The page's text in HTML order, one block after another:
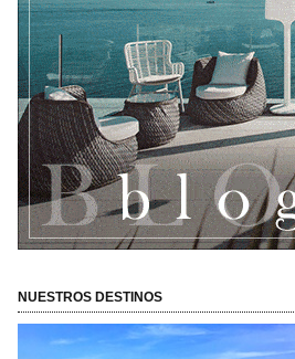
NUESTROS DESTINOS